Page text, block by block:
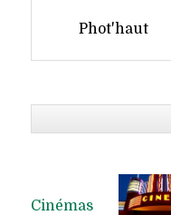
Phot'haut
Cinémas